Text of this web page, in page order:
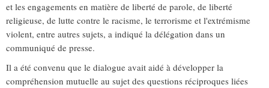
et les engagements en matière de liberté de parole, de liberté
religieuse, de lutte contre le racisme, le terrorisme et l'extrémisme
violent, entre autres sujets, a indiqué la délégation dans un
communiqué de presse.
Il a été convenu que le dialogue avait aidé à développer la
compréhension mutuelle au sujet des questions réciproques liées